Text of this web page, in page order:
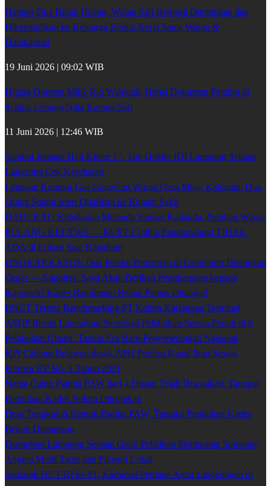
Hampir Dua Bulan Hilang, Wulan Sari Berhasil Ditemukan dan
Dikembalikan ke Keluarga Berkat Kerja Sama Warga &
Damkarmat
19 Juni 2026 | 09:02 WIB
Hilang Dompet Milik Rio Wahyudi, Berisi Dokumen Penting di
Sekitar Lebung Nala Karang Sari
11 Juni 2026 | 12:46 WIB
Sambut Jamaah Haji Kloter 17, Tim Dokter IDI Lampung Selatan
Langsung Cek Kesehatan
Ledakan Kompor Gas Gegerkan Warga Desa Maja, Kalianda: Dua
Orang Suami Isteri Dilarikan ke Rumah Sakit
DARURAT! Kebakaran Melanda Samsat Kalianda, Puluhan Warga
PULANG KECEWA — KUPT Cinthia Pandanwangi TIDAK
ADA di Lokasi Saat Kejadian!
UNGKAP KASUS: Dua Pelaku Pencurian di Candipuro Ditangkap
Cepat — Kapolres: Saya Akan Berikan Penghargaan kepada
Kapolsek! Kades Batuliman: Beliau Pantas Dihargai!
BNCT Terima Benchmarking PT Kaltim Kariangau Terminal
ASDP Resmi Luncurkan Sterilisasi Pelabuhan Secara Penuh di 6
Pelabuhan Utama, Tandai Era Baru Penyeberangan Nasional
KPI Cabang Belawan desak APH Periksa Kapal Ikan Sesuai
Permen KP No. 3 Tahun 2021
Nama Calon Panitia PAW dari 4 Dusun Telah Disepakati, Tanggal
Pemilihan Kades Belum Ditetapkan
Desa Tengkujuh Bentuk Panitia PAW, Tanggal Pemilihan Kades
Belum Ditetapkan
Disparbud Lampung Selatan Gelar Pelatihan Pembuatan Souvenir,
Angkat Motif Tapis dan Filosofi Lokal
Semarak HUT RI ke-81, Karnaval Perdana Antar Lingkungan di